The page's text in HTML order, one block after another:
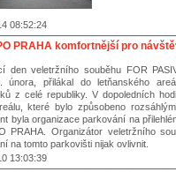
08:52:24
PRAHA komfortnější pro
den veletržního souběhu FOR
února, přilákal do letňanského
z celé republiky. V dopoledních
které bylo způsobeno
byla organizace parkování na
PRAHA. Organizátor veletržního
na tomto parkovišti nijak ovlivnit.
13:03:39